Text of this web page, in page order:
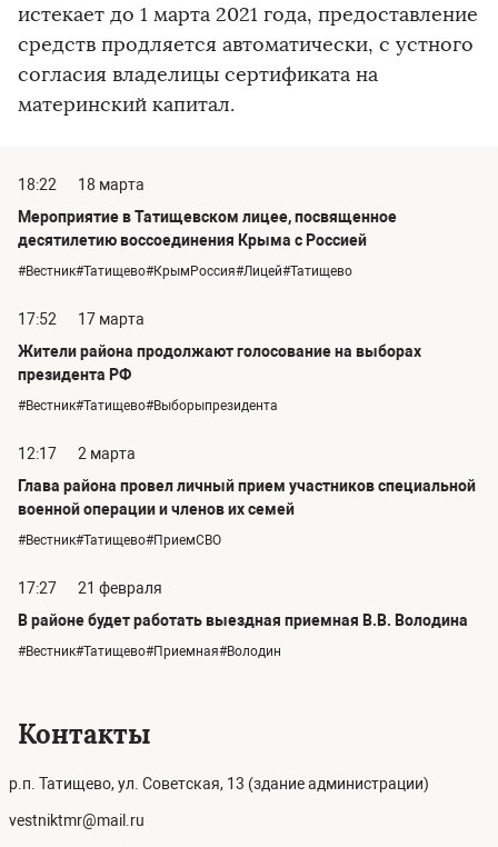
истекает до 1 марта 2021 года, предоставление
средств продляется автоматически, с устного
согласия владелицы сертификата на
материнский капитал.
18:22
18 марта
Мероприятие в Татищевском лицее, посвященное
десятилетию воссоединения Крыма с Россией
#Вестник#Татищево#КрымРоссия#Лицей#Татищево
17:52
17 марта
Жители района продолжают голосование на выборах
президента РФ
#Вестник#Татищево#Выборыпрезидента
12:17
2 марта
Глава района провел личный прием участников специальной
военной операции и членов их семей
#Вестник#Татищево#ПриемСВО
17:27
21 февраля
В районе будет работать выездная приемная В.В. Володина
#Вестник#Татищево#Приемная#Володин
Контакты
р.п. Татищево, ул. Советская, 13 (здание администрации)
vestniktmr@mail.ru